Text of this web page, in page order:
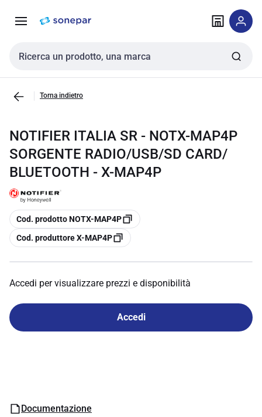
navigazione alla
Cerca input
Torna indietro
NOTIFIER ITALIA SR - NOTX-MAP4P
SORGENTE RADIO/USB/SD CARD/
BLUETOOTH - X-MAP4P
copia
Cod. prodotto NOTX-MAP4P
copia
Cod. produttore X-MAP4P
Accedi per visualizzare prezzi e disponibilità
Accedi
Documentazione